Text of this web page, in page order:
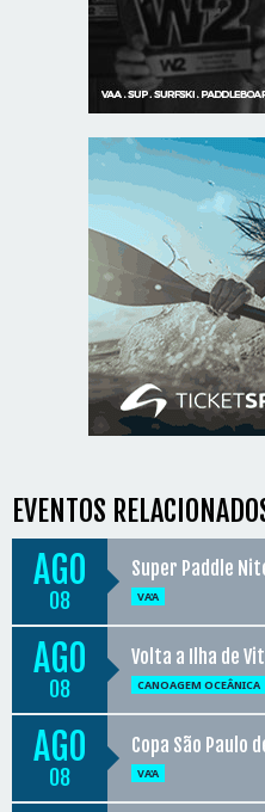
EVENTOS
AGO
08
Super Paddle
VA'A
AGO
08
Volta a Ilha de
CANOAGEM OCEÂNICA
AGO
08
Copa São Paulo
VA'A